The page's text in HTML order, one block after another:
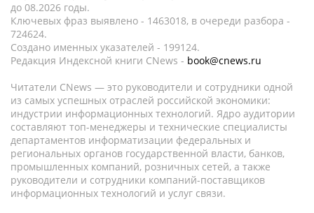
до 08.2026 годы.
Ключевых фраз выявлено - 1463018, в очереди разбора -
724624.
Создано именных указателей - 199124.
Редакция Индексной книги CNews - book@cnews.ru
Читатели CNews — это руководители и сотрудники одной
из самых успешных отраслей российской экономики:
индустрии информационных технологий. Ядро аудитории
составляют топ-менеджеры и технические специалисты
департаментов информатизации федеральных и
региональных органов государственной власти, банков,
промышленных компаний, розничных сетей, а также
руководители и сотрудники компаний-поставщиков
информационных технологий и услуг связи.